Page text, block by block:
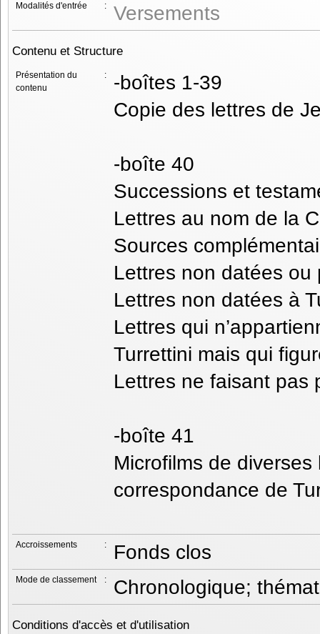
Modalités d'entrée : Versements
Contenu et Structure
Présentation du
contenu
:
-boîtes 1-39
Copie des lettres de
-boîte 40
Successions et
Lettres au nom de la
Sources
Lettres non datées ou
Lettres non datées à
Lettres qui
Turrettini mais qui
Lettres ne faisant pas
-boîte 41
Microfilms de
correspondance de
Accroissements : Fonds clos
Mode de classement : Chronologique;
Conditions d'accès et d'utilisation